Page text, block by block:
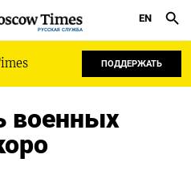
РУССКАЯ СЛУЖБА
EN
ПОДДЕРЖАТЬ
военных